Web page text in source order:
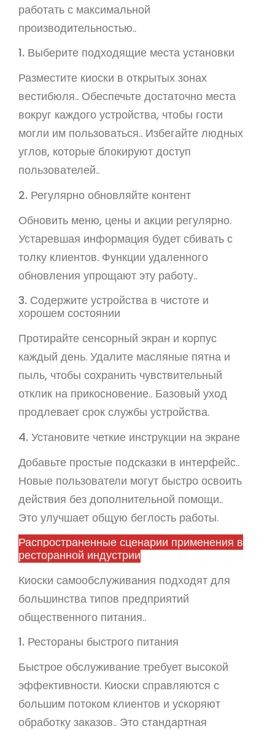
работать с максимальной
производительностью..
1. Выберите подходящие места установки
Разместите киоски в открытых зонах
вестибюля.. Обеспечьте достаточно места
вокруг каждого устройства, чтобы гости
могли им пользоваться.. Избегайте людных
углов, которые блокируют доступ
пользователей..
2. Регулярно обновляйте контент
Обновить меню, цены и акции регулярно.
Устаревшая информация будет сбивать с
толку клиентов. Функции удаленного
обновления упрощают эту работу..
3. Содержите устройства в чистоте и
хорошем состоянии
Протирайте сенсорный экран и корпус
каждый день. Удалите масляные пятна и
пыль, чтобы сохранить чувствительный
отклик на прикосновение.. Базовый уход
продлевает срок службы устройства.
4. Установите четкие инструкции на экране
Добавьте простые подсказки в интерфейс..
Новые пользователи могут быстро освоить
действия без дополнительной помощи..
Это улучшает общую беглость работы.
Распространенные сценарии применения в
ресторанной индустрии
Киоски самообслуживания подходят для
большинства типов предприятий
общественного питания..
1. Рестораны быстрого питания
Быстрое обслуживание требует высокой
эффективности. Киоски справляются с
большим потоком клиентов и ускоряют
обработку заказов.. Это стандартная